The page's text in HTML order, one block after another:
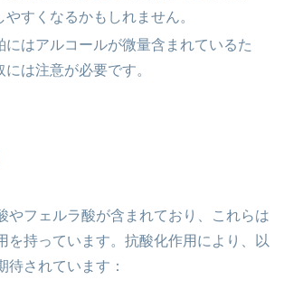
やすくなるかもしれません。
にはアルコールが微量含まれているた
は注意が必要です。
やフェルラ酸が含まれており、これらは
を持っています。抗酸化作用により、以
待されています：